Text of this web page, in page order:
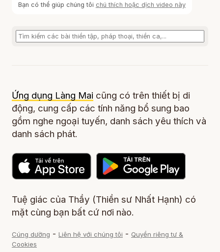
Bạn có thể giúp chúng tôi chú thích hoặc dịch video này
Ứng dụng Làng Mai cũng có trên thiết bị di
động, cung cấp các tính năng bổ sung bao
gồm nghe ngoại tuyến, danh sách yêu thích và
danh sách phát.
Tuệ giác của Thầy (Thiền sư Nhất Hạnh) có
mặt cùng bạn bất cứ nơi nào.
Cúng dường - Liên hệ với chúng tôi - Quyền riêng tư &
Cookies